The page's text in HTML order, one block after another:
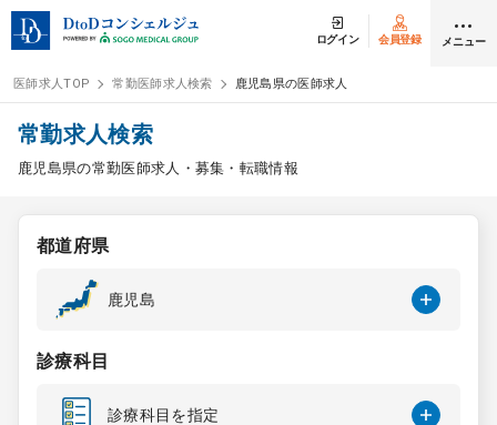
ログイン 会員登録 メニュー
ログイン
医師求人
常勤検索
スポット検索
医師求人TOP 常勤医師求人検索 鹿児島県の医師求人
常勤求人検索
鹿児島県の常勤医師求人・募集・転職情報
都道府県
鹿児島
診療科目
診療科目を指定